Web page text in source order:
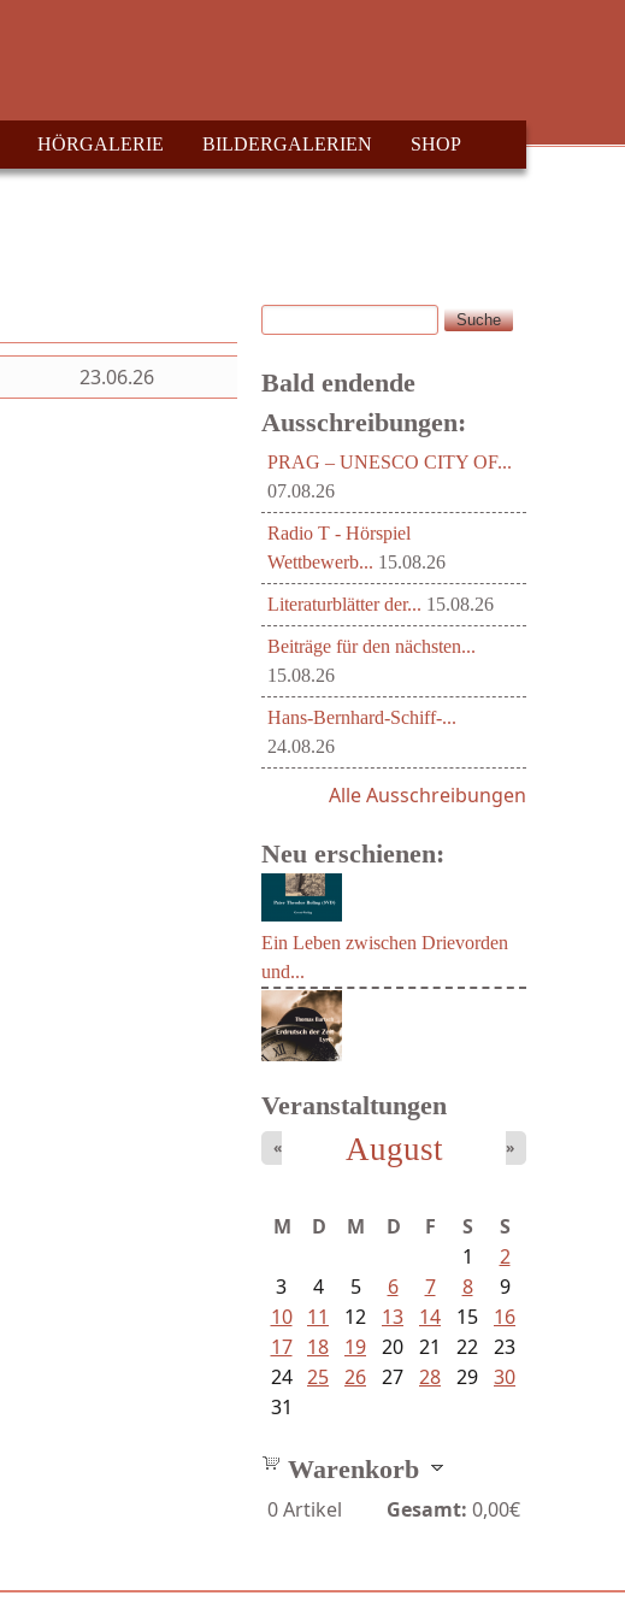
HÖRGALERIE BILDERGALERIEN SHOP
23.06.26
Suchformular
Suche
Bald endende
Ausschreibungen:
PRAG – UNESCO CITY OF...
07.08.26
Radio T - Hörspiel
Wettbewerb... 15.08.26
Literaturblätter der... 15.08.26
Beiträge für den nächsten...
15.08.26
Hans-Bernhard-Schiff-...
24.08.26
Alle Ausschreibungen
Neu erschienen:
Ein Leben zwischen Drievorden
und...
Veranstaltungen
August
« »
M D M D F S
S
1
2
3
4 5 6 7 8
9
10
11 12 13 14 15
16
17
18 19 20 21 22 23
24 25 26 27 28 29 30
31
Warenkorb
0Artikel Gesamt: 0,00€